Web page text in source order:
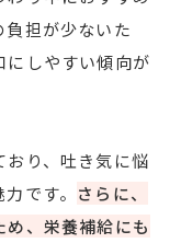
担が少ないた
にしやすい傾向が
おり、吐き気に悩
です。 さらに、
、栄養補給にも